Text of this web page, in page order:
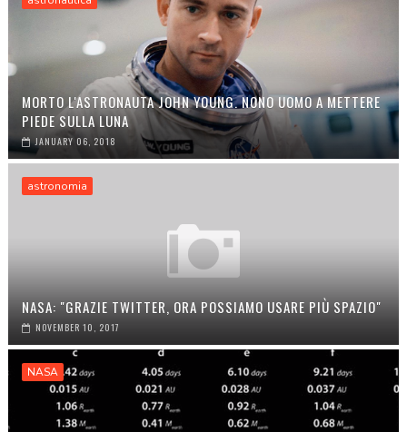
MORTO L'ASTRONAUTA JOHN YOUNG. NONO UOMO A METTERE
PIEDE SULLA LUNA
JANUARY 06, 2018
astronomia
NASA: "GRAZIE TWITTER, ORA POSSIAMO USARE PIÙ SPAZIO"
NOVEMBER 10, 2017
NASA